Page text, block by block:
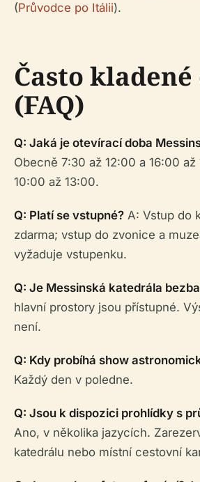
(Průvodce po Itálii).
Často
(FAQ)
Q: Jaká je otevírací doba
Obecně 7:30 až 12:00 a 16:00
10:00 až 13:00.
Q: Platí se vstupné? A: Vstup do
zdarma; vstup do zvonice a
vyžaduje vstupenku.
Q: Je Messinská katedrála
hlavní prostory jsou přístupné.
není.
Q: Kdy probíhá show
Každý den v poledne.
Q: Jsou k dispozici prohlídky s
Ano, v několika jazycích.
katedrálu nebo místní cestovní